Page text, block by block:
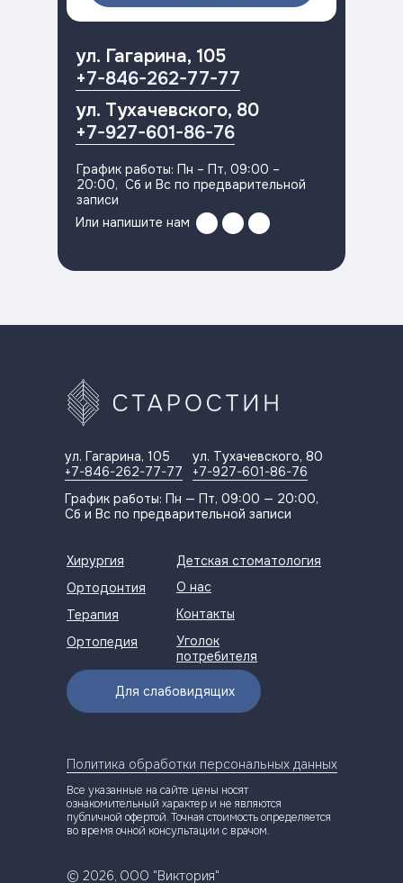
Или напишите нам
График работы: Пн – Пт, 09:00 –
20:00, Сб и Вс по предварительной
записи
ул. Тухачевского, 80
+7-927-601-86-76
ул. Гагарина, 105
+7-846-262-77-77
График работы: Пн — Пт, 09:00 — 20:00,
Сб и Вс по предварительной записи
ул. Тухачевского, 80
+7-927-601-86-76
Все указанные на сайте цены носят
ознакомительный характер и не являются
публичной офертой. Точная стоимость определяется
во время очной консультации с врачом.
Политика обработки персональных данных
© 2026, ООО "Виктория"
Контакты
Уголок
потребителя
О нас
Детская стоматология
Ортопедия
Терапия
Ортодонтия
Хирургия
ул. Гагарина, 105
+7-846-262-77-77
Для слабовидящих